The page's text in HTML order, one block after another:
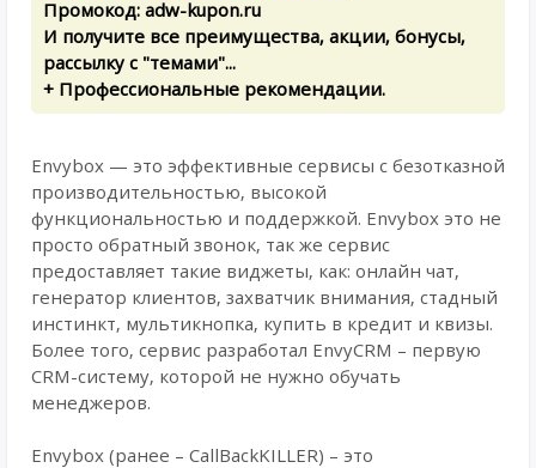
Промокод: adw-kupon.ru
И получите все преимущества, акции, бонусы,
рассылку с "темами"...
+ Профессиональные рекомендации.
Envybox — это эффективные сервисы c безотказной
производительностью, высокой
функциональностью и поддержкой. Envybox это не
просто обратный звонок, так же сервис
предоставляет такие виджеты, как: онлайн чат,
генератор клиентов, захватчик внимания, стадный
инстинкт, мультикнопка, купить в кредит и квизы.
Более того, сервис разработал EnvyCRM – первую
CRM-систему, которой не нужно обучать
менеджеров.
Envybox (ранее – CallBackKILLER) – это